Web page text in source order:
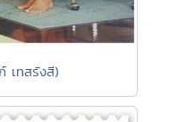
เทสรังสี)